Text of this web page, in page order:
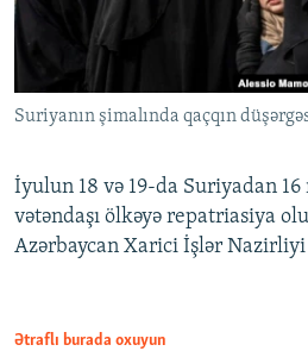
Suriyanın şimalında qaçqın
İyulun 18 və 19-da Suriyadan 16
vətəndaşı ölkəyə repatriasiya
Azərbaycan Xarici İşlər Nazirliyi
Ətraflı burada oxuyun